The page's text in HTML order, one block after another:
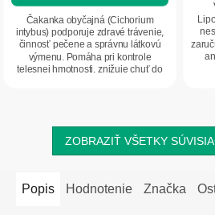
Čakanka obyčajná (Cichorium
intybus) podporuje zdravé trávenie,
činnosť pečene a správnu látkovú
výmenu. Pomáha pri kontrole
telesnej hmotnosti, znižuje chuť do
ZOBRAZIŤ VŠETKY
Popis Hodnotenie Značka